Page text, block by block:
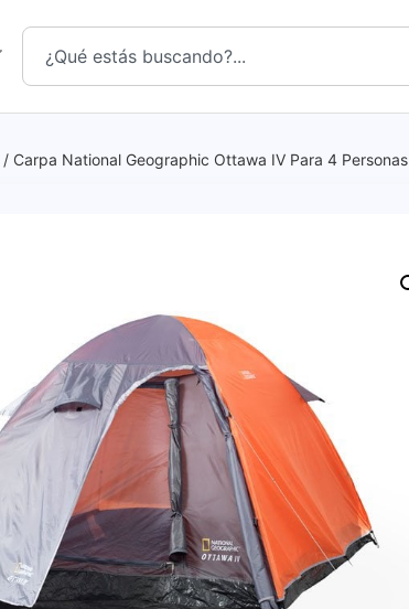
/ Carpa National Geographic Ottawa IV Para 4 Personas